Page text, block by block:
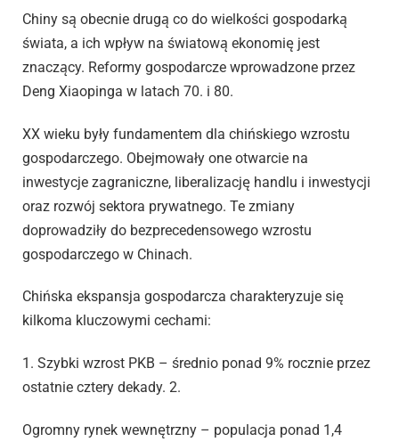
Chiny są obecnie drugą co do wielkości gospodarką
świata, a ich wpływ na światową ekonomię jest
znaczący. Reformy gospodarcze wprowadzone przez
Deng Xiaopinga w latach 70. i 80.
XX wieku były fundamentem dla chińskiego wzrostu
gospodarczego. Obejmowały one otwarcie na
inwestycje zagraniczne, liberalizację handlu i inwestycji
oraz rozwój sektora prywatnego. Te zmiany
doprowadziły do bezprecedensowego wzrostu
gospodarczego w Chinach.
Chińska ekspansja gospodarcza charakteryzuje się
kilkoma kluczowymi cechami:
1. Szybki wzrost PKB – średnio ponad 9% rocznie przez
ostatnie cztery dekady. 2.
Ogromny rynek wewnętrzny – populacja ponad 1,4